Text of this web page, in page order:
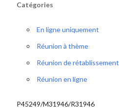
Catégories
En ligne uniquement
Réunion à thème
Réunion de rétablissement
Réunion en ligne
P45249/M31946/R31946